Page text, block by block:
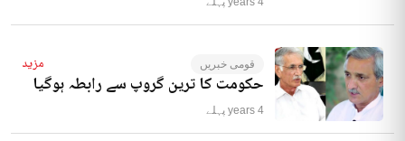
قومی خبریں مزید
حکومت کا ترین گروپ سے رابطہ ہوگیا
4 years پہلے